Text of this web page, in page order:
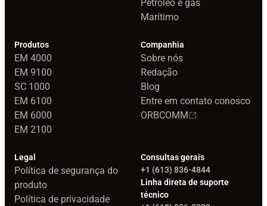
Petróleo e gás
Marítimo
Produtos
EM 4000
EM 9100
SC 1000
EM 6100
EM 6000
EM 2100
Companhia
Sobre nós
Redação
Blog
Entre em contato conosco
ORBCOMM
Legal
Política de segurança do
produto
Política de privacidade
Consultas gerais
+1 (613) 836-4844
Linha direta de suporte
técnico